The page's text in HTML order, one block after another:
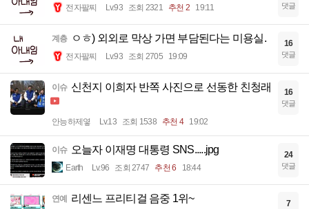
전자팔찌 Lv.93 조회 2321 추천 2 19:11 댓글
계층 ㅇㅎ) 외외로 막상 가면 부담된다는 미용실.
전자팔찌 Lv.93 조회 2705 19:09
16
댓글
이슈 신천지 이희자 반쪽 사진으로 선동한 친청래
안능하제옇 Lv.13 조회 1538 추천 4 19:02
16
댓글
이슈 오늘자 이재명 대통령 SNS.....jpg
Earth Lv.96 조회 2747 추천 6 18:44
24
댓글
연예 리센느 프리티걸 음중 1위~ 7